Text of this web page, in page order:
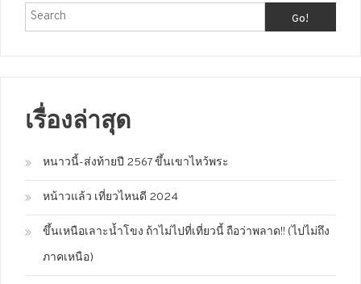
Go!
เรื่องล่าสุด
หนาวนี้-ส่งท้ายปี 2567 ขึ้นเขาไหว้พระ
หน้าวแล้ว เที่ยวไหนดี 2024
ขึ้นเหนือเลาะน้ำโขง ถ้าไม่ไปที่เที่ยวนี้ ถือว่าพลาด!! (ไปไม่ถึง
ภาคเหนือ)